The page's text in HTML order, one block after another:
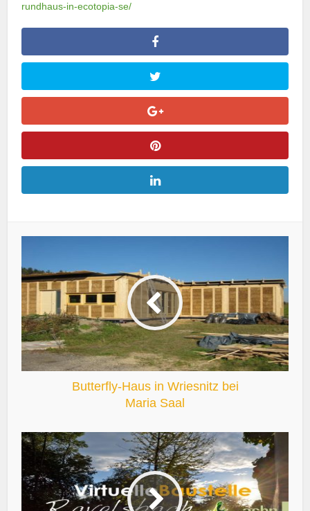
rundhaus-in-ecotopia-se/
Butterfly-Haus in Wriesnitz bei
Maria Saal